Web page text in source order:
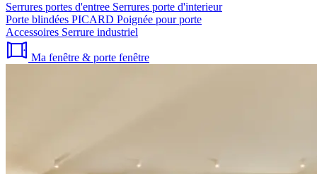
Serrures portes d'entree Serrures porte d'interieur
Porte blindées PICARD Poignée pour porte
Accessoires Serrure industriel
Ma fenêtre & porte fenêtre